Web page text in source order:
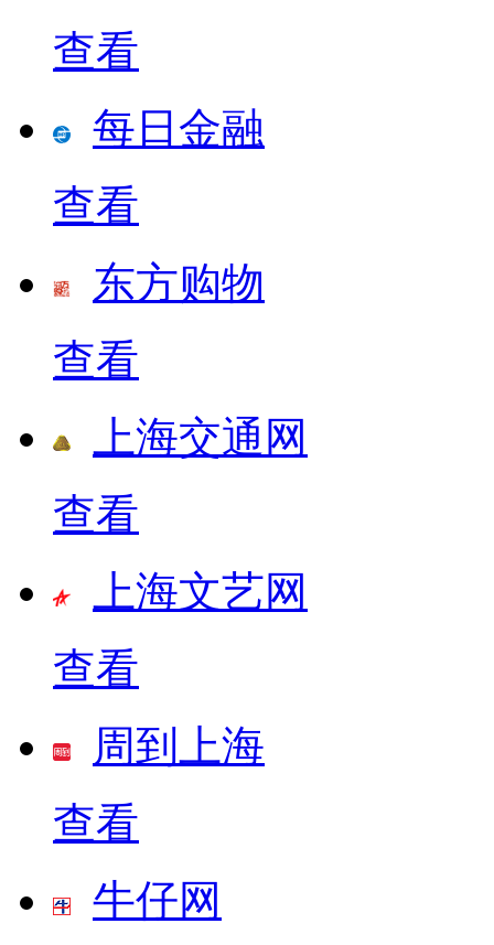
查看
每日金融
查看
东方购物
查看
上海交通网
查看
上海文艺网
查看
周到上海
查看
牛仔网